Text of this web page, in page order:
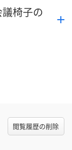
椅子の
閲覧履歴の削除